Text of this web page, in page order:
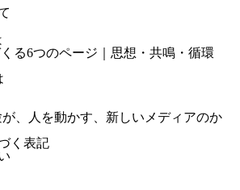
くる6つのページ｜思想・共鳴・循環
、人を動かす、新しいメディアのか
く表記